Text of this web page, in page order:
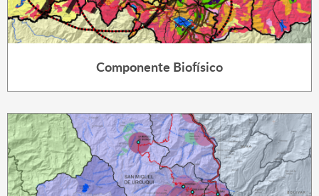
Componente Biofísico